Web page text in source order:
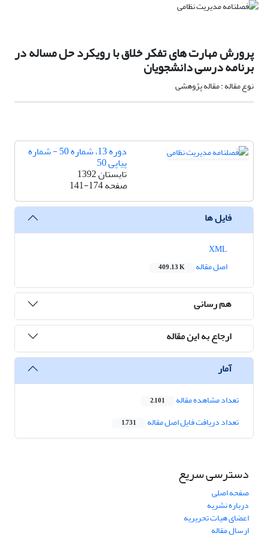
پرورش مهارت های تفکر خلاق با رویکرد حل مساله در
برنامه درسی دانشجویان
نوع مقاله : مقاله پژوهشی
دوره 13، شماره 50 - شماره
پیاپی 50
تابستان 1392
صفحه141-174
فایل ها
اصل مقاله
409.13 K
هم رسانی
ارجاع به این مقاله
آمار
تعداد مشاهده مقاله 2,101
تعداد دریافت فایل اصل مقاله 1,731
دسترسی سریع
صفحه اصلی
درباره نشریه
اعضای هیات تحریریه
ارسال مقاله